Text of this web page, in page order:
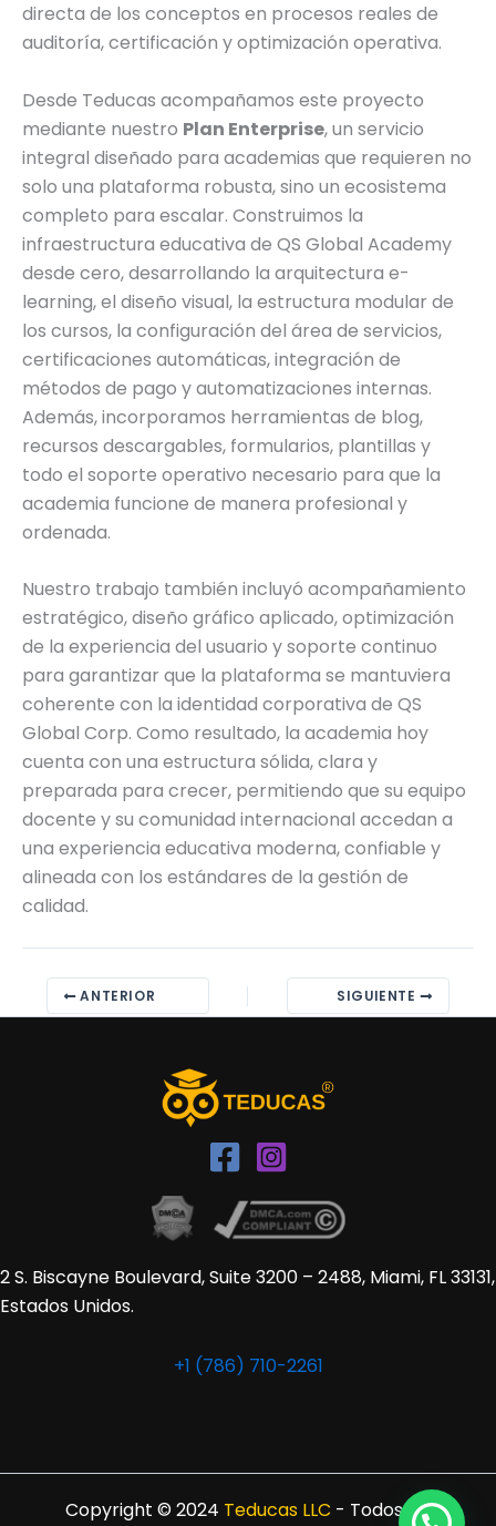
directa de los conceptos en procesos reales de
auditoría, certificación y optimización operativa.
Desde Teducas acompañamos este proyecto
mediante nuestro Plan Enterprise, un servicio
integral diseñado para academias que requieren no
solo una plataforma robusta, sino un ecosistema
completo para escalar. Construimos la
infraestructura educativa de QS Global Academy
desde cero, desarrollando la arquitectura e-
learning, el diseño visual, la estructura modular de
los cursos, la configuración del área de servicios,
certificaciones automáticas, integración de
métodos de pago y automatizaciones internas.
Además, incorporamos herramientas de blog,
recursos descargables, formularios, plantillas y
todo el soporte operativo necesario para que la
academia funcione de manera profesional y
ordenada.
Nuestro trabajo también incluyó acompañamiento
estratégico, diseño gráfico aplicado, optimización
de la experiencia del usuario y soporte continuo
para garantizar que la plataforma se mantuviera
coherente con la identidad corporativa de QS
Global Corp. Como resultado, la academia hoy
cuenta con una estructura sólida, clara y
preparada para crecer, permitiendo que su equipo
docente y su comunidad internacional accedan a
una experiencia educativa moderna, confiable y
alineada con los estándares de la gestión de
calidad.
ANTERIOR SIGUIENTE
2 S. Biscayne Boulevard, Suite 3200 – 2488, Miami, FL 33131,
Estados Unidos.
+1 (786) 710-2261
Copyright © 2024 Teducas LLC - Todos los